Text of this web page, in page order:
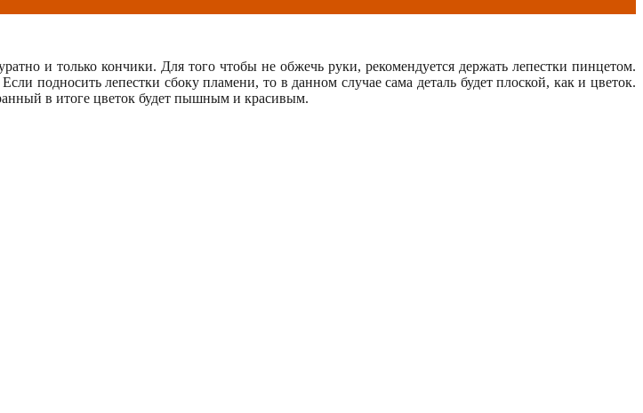
и только кончики. Для того чтобы не обжечь руки, рекомендуется держать лепестки пинцетом.
подносить лепестки сбоку пламени, то в данном случае сама деталь будет плоской, как и цветок.
в итоге цветок будет пышным и красивым.